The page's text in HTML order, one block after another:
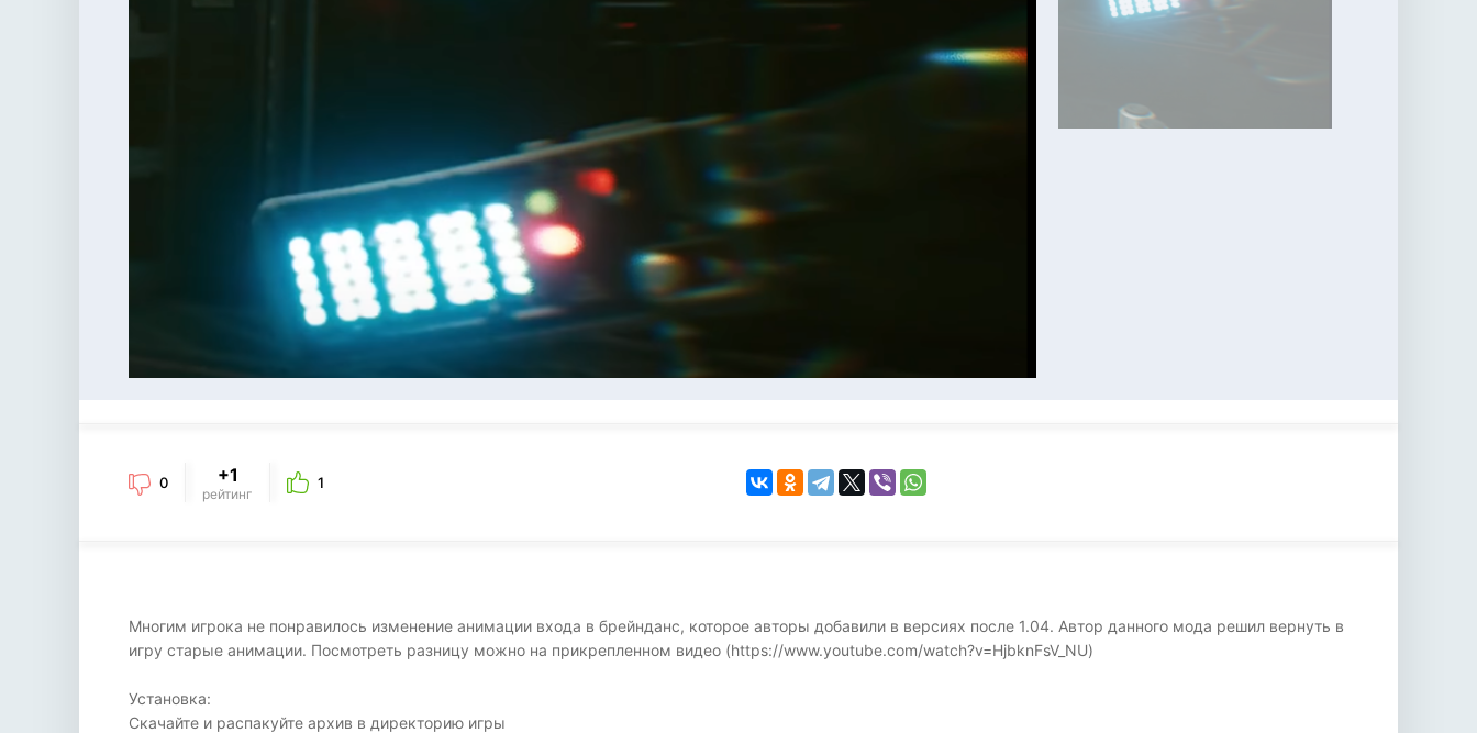
KINGDOM COME:
0 +1
рейтинг
1
Многим игрока не понравилось изменение анимации входа в брейнданс, которое авторы добавили в версиях после 1.04. Автор данного мода решил вернуть в
игру старые анимации. Посмотреть разницу можно на прикрепленном видео (https://www.youtube.com/watch?v=HjbknFsV_NU)
Установка:
Скачайте и распакуйте архив в директорию игры